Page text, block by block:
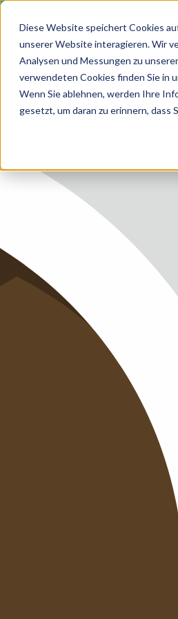
Diese Website speichert Cookies
unserer Website interagieren. Wir
Analysen und Messungen zu
verwendeten Cookies finden Sie in
Wenn Sie ablehnen, werden Ihre
gesetzt, um daran zu erinnern,